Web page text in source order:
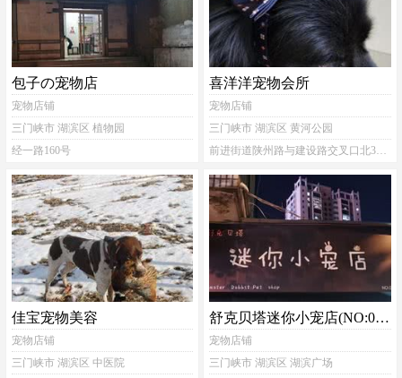
包子の宠物店
宠物店铺
三门峡市 湖滨区 植物园
经一路160号
喜洋洋宠物会所
宠物店铺
三门峡市 湖滨区 黄河公园
前进街道陕州路与建设路交叉口北300米
佳宝宠物美容
宠物店铺
三门峡市 湖滨区 中医院
舒克贝塔迷你小宠店(NO:001店)
宠物店铺
三门峡市 湖滨区 湖滨广场